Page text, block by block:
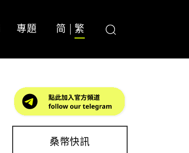
專題 简 繁
桑幣快訊